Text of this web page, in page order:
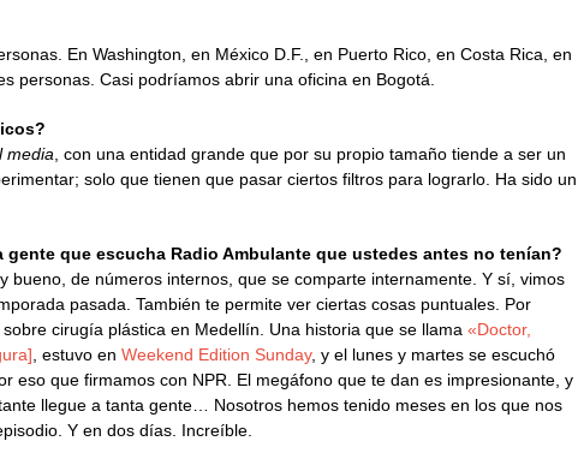
En Washington, en México D.F., en Puerto Rico, en Costa Rica, en
personas. Casi podríamos abrir una oficina en Bogotá.
media, con una entidad grande que por su propio tamaño tiende a ser un
solo que tienen que pasar ciertos filtros para lograrlo. Ha sido un
que escucha Radio Ambulante que ustedes antes no tenían?
bueno, de números internos, que se comparte internamente. Y sí, vimos
pasada. También te permite ver ciertas cosas puntuales. Por
cirugía plástica en Medellín. Una historia que se llama«Doctor,
, estuvo enWeekend Edition Sunday, y el lunes y martes se escuchó
eso que firmamos con NPR. El megáfono que te dan es impresionante, y
llegue a tanta gente… Nosotros hemos tenido meses en los que nos
Y en dos días. Increíble.